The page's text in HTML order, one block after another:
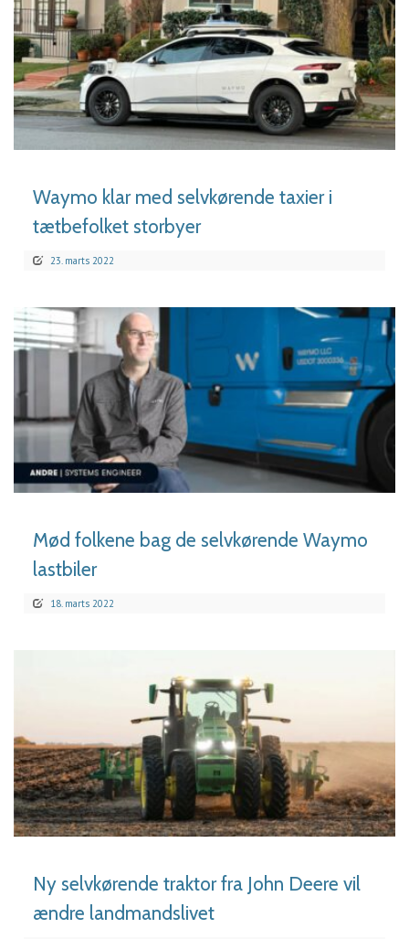
LÆS MERE
Waymo klar med selvkørende taxier i
tætbefolket storbyer
23. marts 2022
LÆS MERE
Mød folkene bag de selvkørende Waymo
lastbiler
18. marts 2022
LÆS MERE
Ny selvkørende traktor fra John Deere vil
ændre landmandslivet